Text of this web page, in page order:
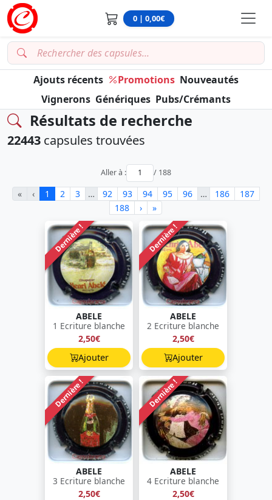
0 | 0,00€
Ajouts récents Promotions Nouveautés
Vignerons Génériques Pubs/Crémants
Résultats de recherche
22443 capsules trouvées
Aller à : / 188
« ‹ 1 2 3 … 92 93 94 95 96 … 186
187
188
› »
Dernière !
ABELE
1 Ecriture blanche
2,50€
Ajouter
Dernière !
ABELE
2 Ecriture blanche
2,50€
Ajouter
Dernière !
ABELE
3 Ecriture blanche
2,50€
Dernière !
ABELE
4 Ecriture blanche
2,50€